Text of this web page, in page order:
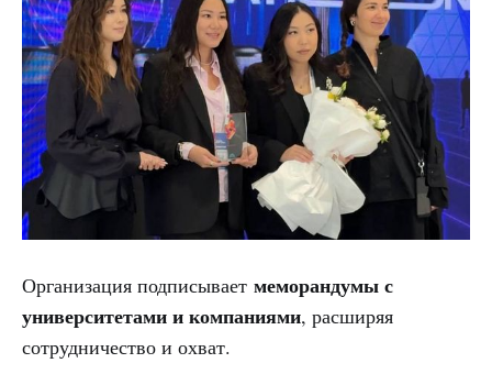
Организация подписывает меморандумы с
университетами и компаниями, расширяя
сотрудничество и охват.